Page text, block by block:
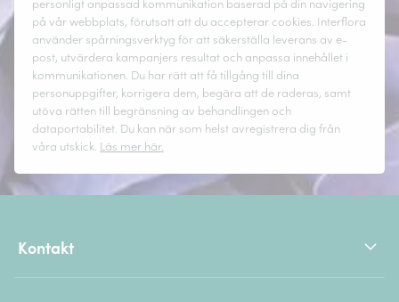
personligt anpassad kommunikation baserad på din navigering
på vår webbplats, förutsatt att du accepterar cookies. Interflora
använder spårningsverktyg för att säkerställa leverans av e-
post, utvärdera kampanjers resultat och anpassa innehållet i
kommunikationen. Du har rätt att få tillgång till dina
personuppgifter, korrigera dem, begära att de raderas, samt
utöva rätten till begränsning av behandlingen och
dataportabilitet. Du kan när som helst avregistrera dig från
våra utskick. Läs mer här.
Kontakt